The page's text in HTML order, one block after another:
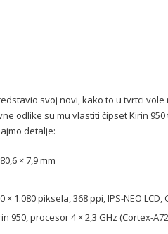
svoj novi, kako to u tvrtci vole
odlike su mu vlastiti čipset Kirin
detalje:
× 7,9 mm
× 1.080 piksela, 368 ppi, IPS-NEO
950, procesor 4 × 2,3 GHz (Cortex-